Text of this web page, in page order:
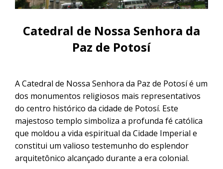
de Sucre
Uyuni e pelas lagoas do Altiplano
Excursão ao Salar de Uyuni: 3 dias /
2 noites
Cusco a Uyuni em 3 dias
Excursão ao Salar de Uyuni saindo
de Puno
CONTACTANOS
Catedral de Nossa Senhora da
Paz de Potosí
A Catedral de Nossa Senhora da Paz de Potosí é um
dos monumentos religiosos mais representativos
do centro histórico da cidade de Potosí. Este
majestoso templo simboliza a profunda fé católica
que moldou a vida espiritual da Cidade Imperial e
constitui um valioso testemunho do esplendor
arquitetônico alcançado durante a era colonial.